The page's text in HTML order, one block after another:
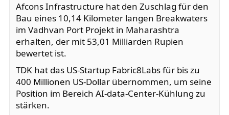
Afcons Infrastructure hat den Zuschlag für den
Bau eines 10,14 Kilometer langen Breakwaters
im Vadhvan Port Projekt in Maharashtra
erhalten, der mit 53,01 Milliarden Rupien
bewertet ist.
TDK hat das US-Startup Fabric8Labs für bis zu
400 Millionen US-Dollar übernommen, um seine
Position im Bereich AI-data-Center-Kühlung zu
stärken.